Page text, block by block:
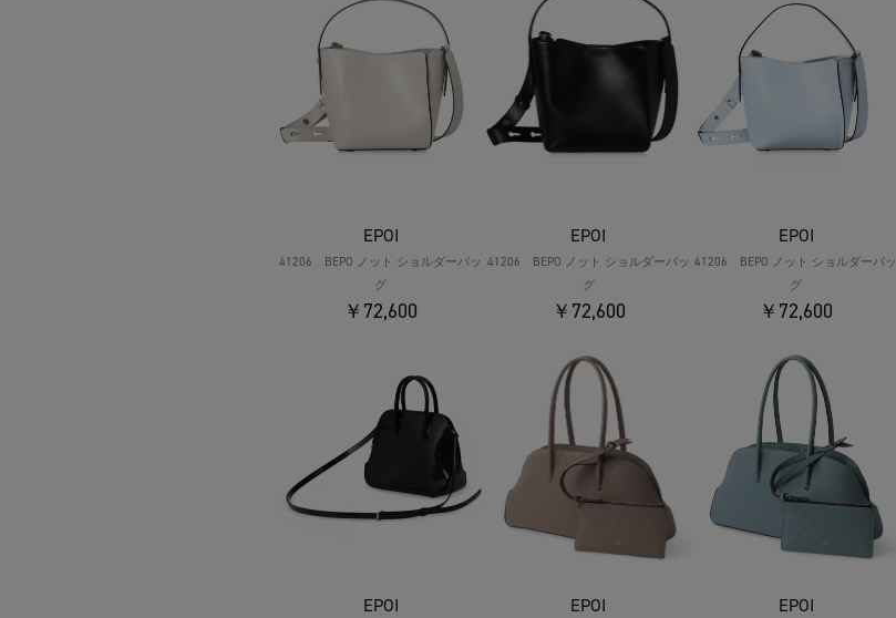
EPOI
41206 BEPO ノット ショルダーバッ
グ
￥72,600
EPOI
41206 BEPO ノット ショルダーバッ
グ
￥72,600
EPOI
41206 BEPO ノット ショルダーバッ
グ
￥72,600
EPOI EPOI EPOI